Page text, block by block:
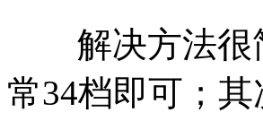
解决方法很简
常34档即可；